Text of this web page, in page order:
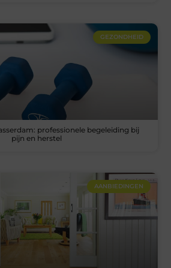
GEZONDHEID
professionele begeleiding bij
pijn en herstel
AANBIEDINGEN